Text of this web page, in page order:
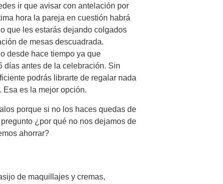
ir que avisar con antelación por
hora la pareja en cuestión habrá
que les estarás dejando colgados
de mesas descuadrada.
desde hace tiempo ya que
días antes de la celebración. Sin
podrás librarte de regalar nada
Esa es la mejor opción.
porque si no los haces quedas de
¿por qué no nos dejamos de
ahorrar?
de maquillajes y cremas,